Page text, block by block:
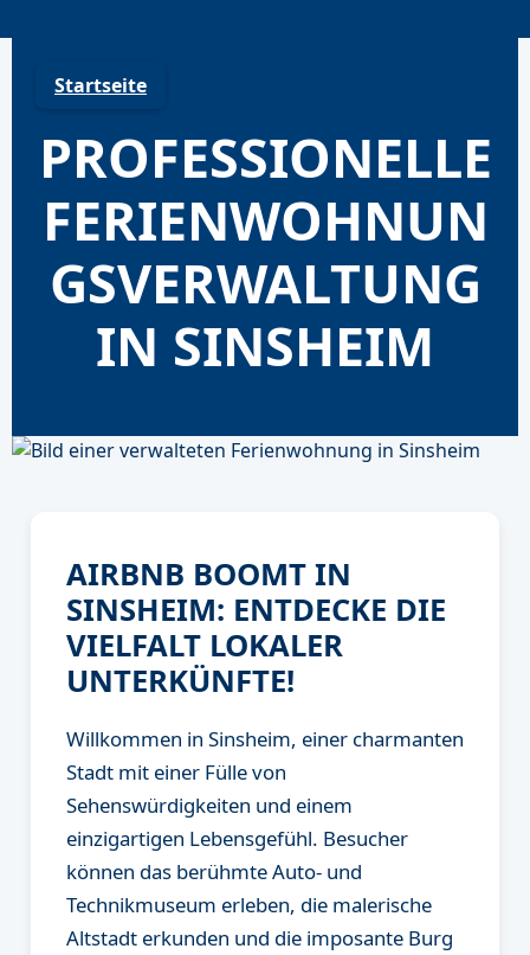
to
Startseite
PROFESSIONELLE
FERIENWOHNUN
GSVERWALTUNG
IN SINSHEIM
AIRBNB BOOMT IN
SINSHEIM: ENTDECKE DIE
VIELFALT LOKALER
UNTERKÜNFTE!
Willkommen in Sinsheim, einer charmanten
Stadt mit einer Fülle von
Sehenswürdigkeiten und einem
einzigartigen Lebensgefühl. Besucher
können das berühmte Auto- und
Technikmuseum erleben, die malerische
Altstadt erkunden und die imposante Burg